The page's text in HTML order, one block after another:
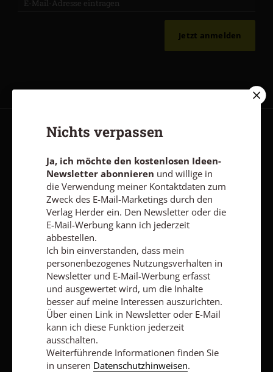
Jetzt anmelden
AGB und Widerrufsbelehrung Datenschutz
Impressum
Vertrag widerrufen Abo online kündigen
Nach oben
Nichts verpassen
Ja, ich möchte den kostenlosen Ideen-
Newsletter abonnieren und willige in
die Verwendung meiner Kontaktdaten zum
Zweck des E-Mail-Marketings durch den
Verlag Herder ein. Den Newsletter oder die
E-Mail-Werbung kann ich jederzeit
abbestellen.
Ich bin einverstanden, dass mein
personenbezogenes Nutzungsverhalten in
Newsletter und E-Mail-Werbung erfasst
und ausgewertet wird, um die Inhalte
besser auf meine Interessen auszurichten.
Über einen Link in Newsletter oder E-Mail
kann ich diese Funktion jederzeit
ausschalten.
Weiterführende Informationen finden Sie
in unseren Datenschutzhinweisen.